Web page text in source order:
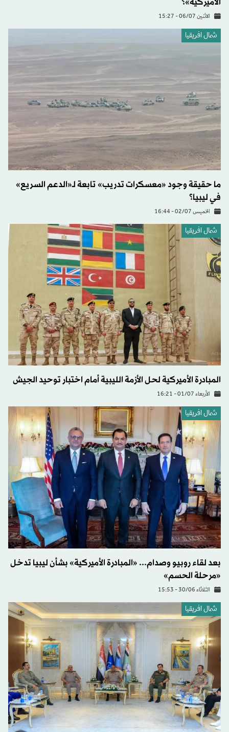
الاثنين 06/07 - 15:27
شمال افريقيا
ما حقيقة وجود «معسكرات تدريب» تابعة لـ«الدعم السريع»
في ليبيا؟
الخميس 02/07 - 16:44
شمال افريقيا
المبادرة الأميركية لحل الأزمة الليبية أمام اختبار توحيد الجيش
الأربعاء 01/07 - 16:21
شمال افريقيا
بعد لقاء روبيو وصدام... «المبادرة الأميركية» بشأن ليبيا تدخل
«مرحلة الحسم»
الثلاثاء 30/06 - 15:53
شمال افريقيا